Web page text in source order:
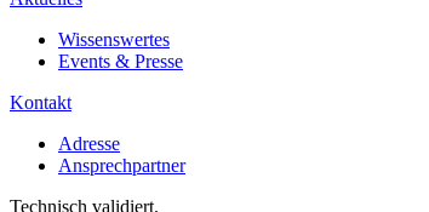
Wissenswertes
Events & Presse
Kontakt
Adresse
Ansprechpartner
Technisch validiert.